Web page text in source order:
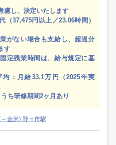
慮し、決定いたします
（37,475円以上／23.06時間）
がない場合も支給し、超過分
す
定残業時間は、給与規定に基
：月給33.1万円（2025年実
ち研修期間2ヶ月あり
金沢) 野々市駅